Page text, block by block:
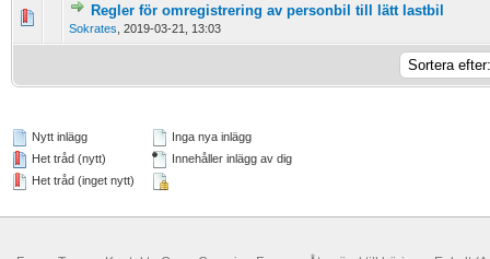
Regler för omregistrering av personbil till lätt lastbil
Sokrates 2019-03-21, 13:03
0 Vote(s) - 0 out of 5 in Average
12345
Nytt inlägg
Het tråd (nytt)
Het tråd (inget nytt)
Inga nya inlägg
Innehåller inlägg av dig